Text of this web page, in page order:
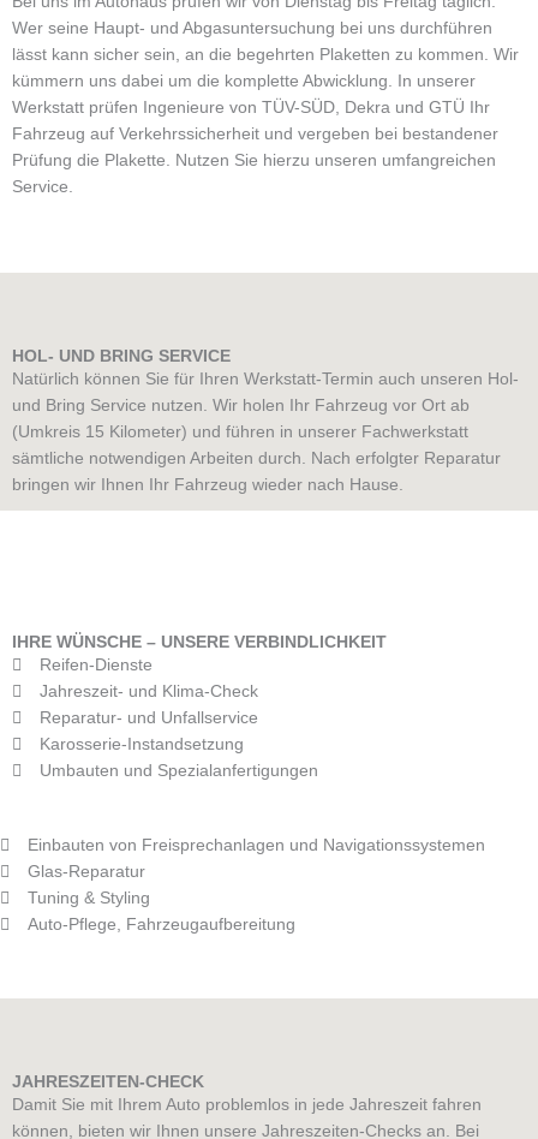
Wer seine Haupt- und Abgasuntersuchung bei uns durchführen
lässt kann sicher sein, an die begehrten Plaketten zu kommen. Wir
kümmern uns dabei um die komplette Abwicklung. In unserer
Werkstatt prüfen Ingenieure von TÜV-SÜD, Dekra und GTÜ Ihr
Fahrzeug auf Verkehrssicherheit und vergeben bei bestandener
Prüfung die Plakette. Nutzen Sie hierzu unseren umfangreichen
Service.
HOL- UND BRING SERVICE
Natürlich können Sie für Ihren Werkstatt-Termin auch unseren Hol-
und Bring Service nutzen. Wir holen Ihr Fahrzeug vor Ort ab
(Umkreis 15 Kilometer) und führen in unserer Fachwerkstatt
sämtliche notwendigen Arbeiten durch. Nach erfolgter Reparatur
bringen wir Ihnen Ihr Fahrzeug wieder nach Hause.
IHRE WÜNSCHE – UNSERE VERBINDLICHKEIT
Reifen-Dienste
Jahreszeit- und Klima-Check
Reparatur- und Unfallservice
Karosserie-Instandsetzung
Umbauten und Spezialanfertigungen
Einbauten von Freisprechanlagen und Navigationssystemen
Glas-Reparatur
Tuning & Styling
Auto-Pflege, Fahrzeugaufbereitung
JAHRESZEITEN-CHECK
Damit Sie mit Ihrem Auto problemlos in jede Jahreszeit fahren
können, bieten wir Ihnen unsere Jahreszeiten-Checks an. Bei